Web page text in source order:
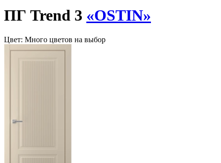
ПГ Trend 3 «OSTIN»
Цвет: Много цветов на выбор